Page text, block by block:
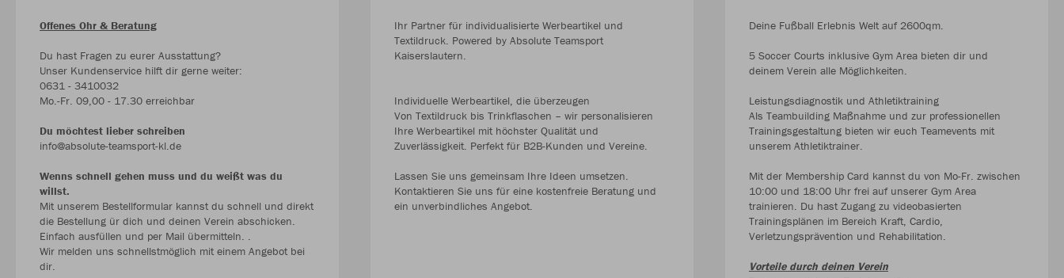
Offenes Ohr & Beratung
Du hast Fragen zu eurer Ausstattung?
Unser Kundenservice hilft dir gerne weiter:
0631 - 3410032
Mo.-Fr. 09,00 - 17.30 erreichbar
Du möchtest lieber schreiben
info@absolute-teamsport-kl.de
Wenns schnell gehen muss und du weißt was du
willst.
Mit unserem Bestellformular kannst du schnell und direkt
die Bestellung ür dich und deinen Verein abschicken.
Einfach ausfüllen und per Mail übermitteln. .
Wir melden uns schnellstmöglich mit einem Angebot bei
dir.
Ihr Partner für individualisierte Werbeartikel und
Textildruck. Powered by Absolute Teamsport
Kaiserslautern.
Individuelle Werbeartikel, die überzeugen
Von Textildruck bis Trinkflaschen – wir personalisieren
Ihre Werbeartikel mit höchster Qualität und
Zuverlässigkeit. Perfekt für B2B-Kunden und Vereine.
Lassen Sie uns gemeinsam Ihre Ideen umsetzen.
Kontaktieren Sie uns für eine kostenfreie Beratung und
ein unverbindliches Angebot.
Deine Fußball Erlebnis Welt auf 2600qm.
5 Soccer Courts inklusive Gym Area bieten dir und
deinem Verein alle Möglichkeiten.
Leistungsdiagnostik und Athletiktraining
Als Teambuilding Maßnahme und zur professionellen
Trainingsgestaltung bieten wir euch Teamevents mit
unserem Athletiktrainer.
Mit der Membership Card kannst du von Mo-Fr. zwischen
10:00 und 18:00 Uhr frei auf unserer Gym Area
trainieren. Du hast Zugang zu videobasierten
Trainingsplänen im Bereich Kraft, Cardio,
Verletzungsprävention und Rehabilitation.
Vorteile durch deinen Verein